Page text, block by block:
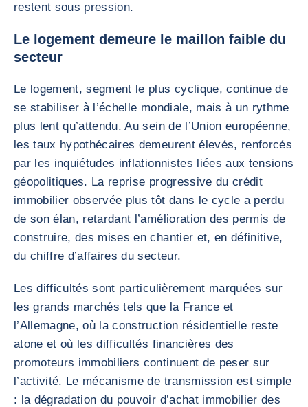
restent sous pression.
Le logement demeure le maillon faible du
secteur
Le logement, segment le plus cyclique, continue de
se stabiliser à l’échelle mondiale, mais à un rythme
plus lent qu’attendu. Au sein de l’Union européenne,
les taux hypothécaires demeurent élevés, renforcés
par les inquiétudes inflationnistes liées aux tensions
géopolitiques. La reprise progressive du crédit
immobilier observée plus tôt dans le cycle a perdu
de son élan, retardant l’amélioration des permis de
construire, des mises en chantier et, en définitive,
du chiffre d’affaires du secteur.
Les difficultés sont particulièrement marquées sur
les grands marchés tels que la France et
l’Allemagne, où la construction résidentielle reste
atone et où les difficultés financières des
promoteurs immobiliers continuent de peser sur
l’activité. Le mécanisme de transmission est simple
: la dégradation du pouvoir d’achat immobilier des